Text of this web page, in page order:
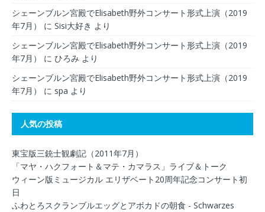
シェーンブルン宮殿でElisabeth野外コンサート形式上演（2019
年7月）
に Sisi大好き より
シェーンブルン宮殿でElisabeth野外コンサート形式上演（2019
年7月）
に ひろみ より
シェーンブルン宮殿でElisabeth野外コンサート形式上演（2019
年7月）
に spa より
人気の投稿
東宝版三銃士観劇記（2011年7月）
「マヤ・ハクフォート＆マテ・カマラス」ライブ＆トーク
ウィーン版ミュージカル エリザベート20周年記念コンサート初
日
ふわとろスクランブルエッグとアボカドの朝食 - Schwarzes